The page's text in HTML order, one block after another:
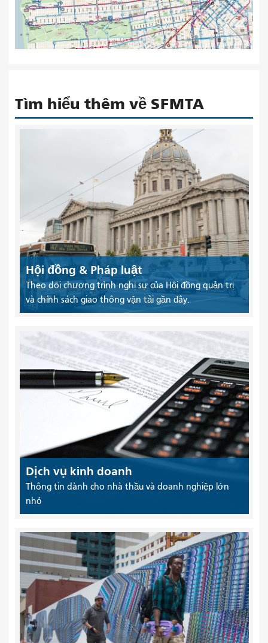
Tìm hiểu thêm về SFMTA
Hội đồng & Pháp luật
Theo dõi chương trình nghị sự của Hội đồng quản trị
và chính sách giao thông vận tải gần đây.
Dịch vụ kinh doanh
Thông tin dành cho nhà thầu và doanh nghiệp lớn
nhỏ